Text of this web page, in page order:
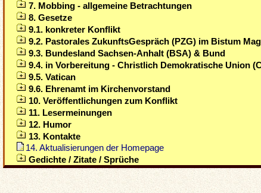
7. Mobbing - allgemeine Betrachtungen
8. Gesetze
9.1. konkreter Konflikt
9.2. Pastorales ZukunftsGespräch (PZG) im Bistum
9.3. Bundesland Sachsen-Anhalt (BSA) & Bund
9.4. in Vorbereitung - Christlich Demokratische Union
9.5. Vatican
9.6. Ehrenamt im Kirchenvorstand
10. Veröffentlichungen zum Konflikt
11. Lesermeinungen
12. Humor
13. Kontakte
14. Aktualisierungen der Homepage
Gedichte / Zitate / Sprüche